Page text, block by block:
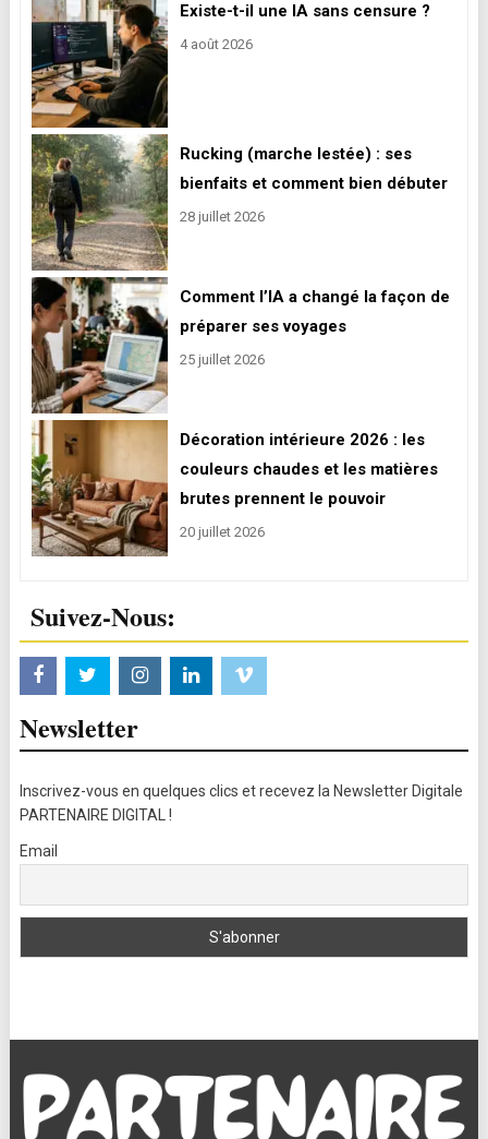
Existe-t-il une IA sans censure ?
4 août 2026
Rucking (marche lestée) : ses
bienfaits et comment bien débuter
28 juillet 2026
Comment l’IA a changé la façon de
préparer ses voyages
25 juillet 2026
Décoration intérieure 2026 : les
couleurs chaudes et les matières
brutes prennent le pouvoir
20 juillet 2026
Suivez-Nous:
Newsletter
Inscrivez-vous en quelques clics et recevez la Newsletter Digitale
PARTENAIRE DIGITAL !
Email